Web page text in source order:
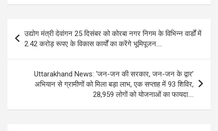
ce
b
o
o
k
se
n
g
er
at
s
A
p
p
e
gr
a
m
ail py
Li
n
k
ar
e
navigation
उद्योग मंत्री देवांगन 25 दिसंबर को कोरबा नगर निगम के विभिन्न वार्डों में
2.42 करोड़ रूपए के विकास कार्यों का करेंगे भूमिपूजन….
Uttarakhand News: ‘जन-जन की सरकार, जन-जन के द्वार’
अभियान से ग्रामीणों को मिला बड़ा लाभ, एक सप्ताह में 93 शिविर,
28,959 लोगों को योजनाओं का फायदा….